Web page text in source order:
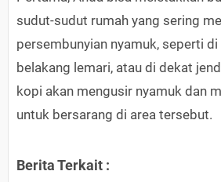
sudut-sudut rumah yang sering
persembunyian nyamuk, seperti
belakang lemari, atau di dekat
kopi akan mengusir nyamuk dan
untuk bersarang di area tersebut.
Berita Terkait :